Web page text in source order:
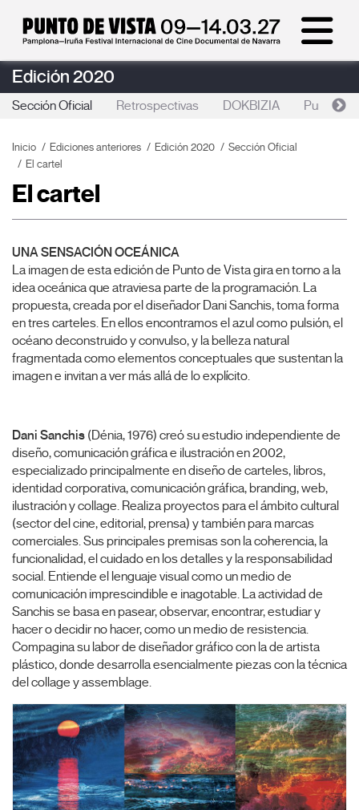
Edición 2020
Sección Oficial Retrospectivas DOKBIZIA Punto de
Inicio Ediciones anteriores Edición 2020
Sección Oficial
El cartel
El cartel
UNA SENSACIÓN OCEÁNICA
La imagen de esta edición de Punto de Vista gira en torno a la
idea oceánica que atraviesa parte de la programación. La
propuesta, creada por el diseñador Dani Sanchis, toma forma
en tres carteles. En ellos encontramos el azul como pulsión, el
océano deconstruido y convulso, y la belleza natural
fragmentada como elementos conceptuales que sustentan la
imagen e invitan a ver más allá de lo explícito.
Dani Sanchis (Dénia, 1976) creó su estudio independiente de
diseño, comunicación gráfica e ilustración en 2002,
especializado principalmente en diseño de carteles, libros,
identidad corporativa, comunicación gráfica, branding, web,
ilustración y collage. Realiza proyectos para el ámbito cultural
(sector del cine, editorial, prensa) y también para marcas
comerciales. Sus principales premisas son la coherencia, la
funcionalidad, el cuidado en los detalles y la responsabilidad
social. Entiende el lenguaje visual como un medio de
comunicación imprescindible e inagotable. La actividad de
Sanchis se basa en pasear, observar, encontrar, estudiar y
hacer o decidir no hacer, como un medio de resistencia.
Compagina su labor de diseñador gráfico con la de artista
plástico, donde desarrolla esencialmente piezas con la técnica
del collage y assemblage.